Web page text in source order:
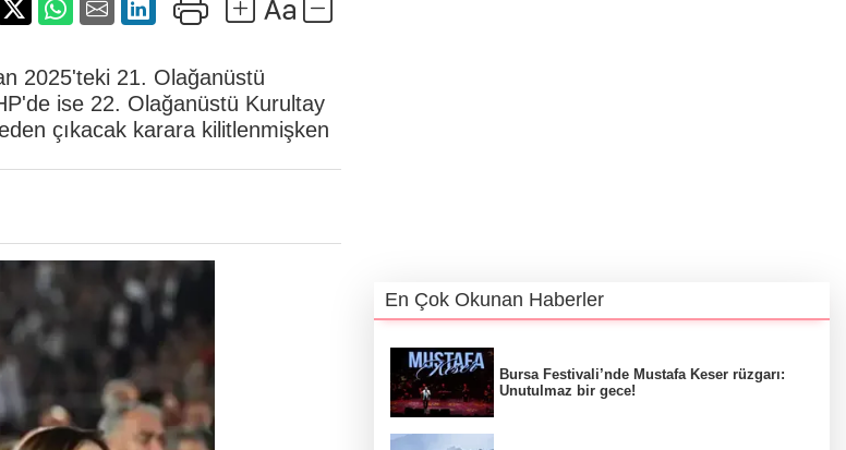
2025'teki 21. Olağanüstü
ise 22. Olağanüstü Kurultay
çıkacak karara kilitlenmişken
En Çok Okunan Haberler
Bursa Festivali’nde Mustafa Keser rüzgarı:
Unutulmaz bir gece!